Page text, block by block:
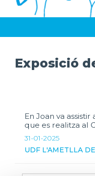
Exposició
En Joan va
que es realitza al
31-01-2025
UDF L'AMETLLA